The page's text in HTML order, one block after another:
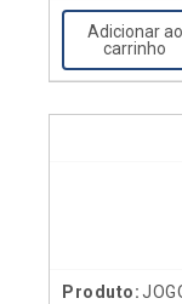
Adicionar ao
carrinho